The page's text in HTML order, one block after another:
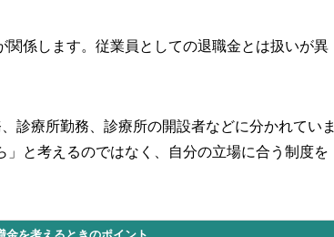
関係します。従業員としての退職金とは扱いが異
診療所勤務、診療所の開設者などに分かれていま
と考えるのではなく、自分の立場に合う制度を